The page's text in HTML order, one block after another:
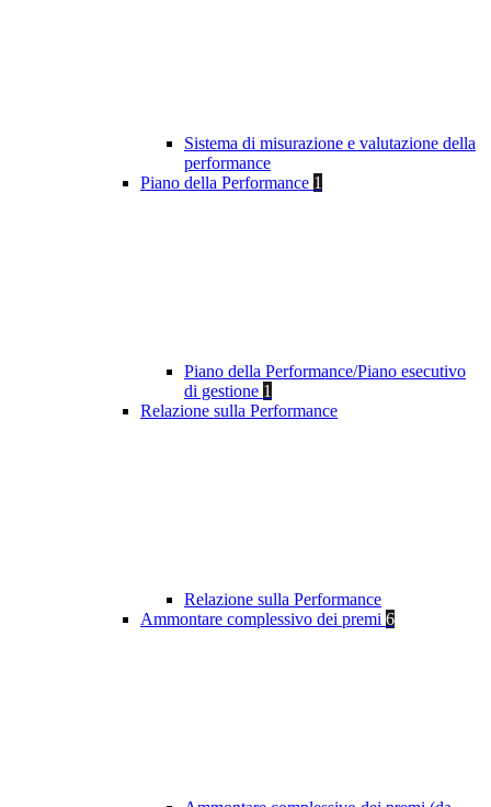
Sistema di misurazione e valutazione della
performance
Piano della Performance 1
Piano della Performance/Piano esecutivo
di gestione 1
Relazione sulla Performance
Relazione sulla Performance
Ammontare complessivo dei premi 6